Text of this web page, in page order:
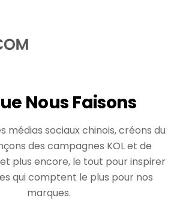
Nous Faisons
médias sociaux chinois, créons du
des campagnes KOL et de
plus encore, le tout pour inspirer
qui comptent le plus pour nos
marques.